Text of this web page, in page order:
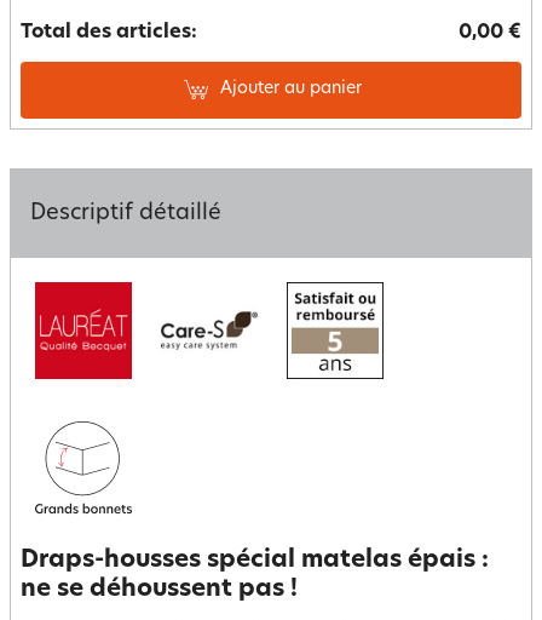
Total des articles: 0,00 €
Ajouter au panier
Descriptif détaillé
Draps-housses spécial matelas épais :
ne se déhoussent pas !